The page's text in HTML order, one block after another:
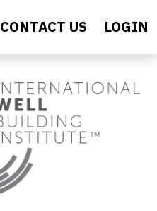
CONTACT US LOGIN